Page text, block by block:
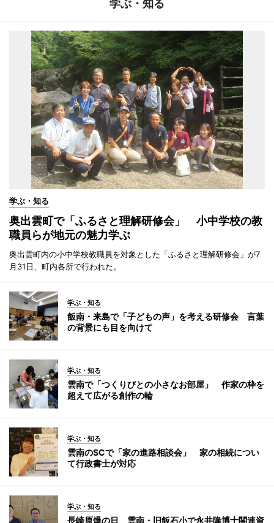
学ぶ・知る
学ぶ・知る
奥出雲町で「ふるさと理解研修会」 小中学校の教
職員らが地元の魅力学ぶ
奥出雲町内の小中学校教職員を対象とした「ふるさと理解研修会」が7
月31日、町内各所で行われた。
学ぶ・知る
飯南・来島で「子どもの声」を考える研修会 言葉
の背景にも目を向けて
学ぶ・知る
雲南で「つくりびとの小さなお部屋」 作家の枠を
超えて広がる創作の輪
学ぶ・知る
雲南のSCで「家の進路相談会」 家の相続につい
て行政書士が対応
学ぶ・知る
長崎原爆の日 雲南・旧飯石小で永井隆博士関連資